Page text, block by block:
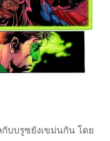
กับบรูซยังเขม่นกัน โดย